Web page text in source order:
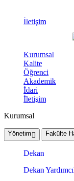
İletişim
Kurumsal
Kalite
Öğrenci
Akademik
İdari
İletişim
Kurumsal
Yönetim Fakülte
Dekan
Dekan